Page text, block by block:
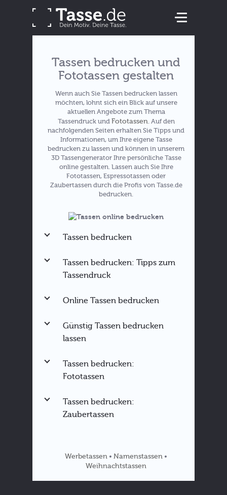
Tassen bedrucken und
Fototassen gestalten
Wenn auch Sie Tassen bedrucken lassen
möchten, lohnt sich ein Blick auf unsere
aktuellen Angebote zum Thema
Tassendruck und Fototassen. Auf den
nachfolgenden Seiten erhalten Sie Tipps und
Informationen, um Ihre eigene Tasse
bedrucken zu lassen und können in unserem
3D Tassengenerator Ihre persönliche Tasse
online gestalten. Lassen auch Sie Ihre
Fototassen, Espressotassen oder
Zaubertassen durch die Profis von Tasse.de
bedrucken.
Tassen bedrucken
Tassen bedrucken: Tipps zum
Tassendruck
Online Tassen bedrucken
Günstig Tassen bedrucken
lassen
Tassen bedrucken:
Fototassen
Tassen bedrucken:
Zaubertassen
Werbetassen • Namenstassen •
Weihnachtstassen